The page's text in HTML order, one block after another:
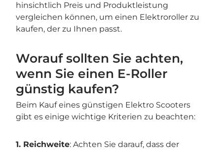
hinsichtlich Preis und Produktleistung
vergleichen können, um einen Elektroroller zu
kaufen, der zu Ihnen passt.
Worauf sollten Sie achten,
wenn Sie einen E-Roller
günstig kaufen?
Beim Kauf eines günstigen Elektro Scooters
gibt es einige wichtige Kriterien zu beachten:
1. Reichweite: Achten Sie darauf, dass der